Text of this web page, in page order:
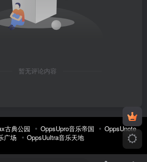
暂无评论内容
古典公园 OppsUpro音乐帝国
OppsUnote
广场
OppsUultra音乐天地